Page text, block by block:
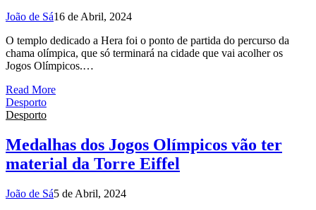
João de Sá16 de Abril, 2024
O templo dedicado a Hera foi o ponto de partida do percurso da
chama olímpica, que só terminará na cidade que vai acolher os
Jogos Olímpicos.…
Read More
Desporto
Desporto
Medalhas dos Jogos Olímpicos vão ter
material da Torre Eiffel
João de Sá5 de Abril, 2024